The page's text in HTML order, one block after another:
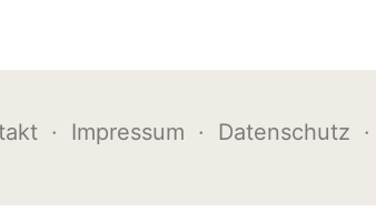
· Impressum · Datenschutz ·